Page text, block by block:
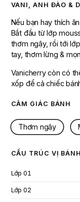
VANI, ANH ĐÀO &
Nếu bạn hay thích
Bắt đầu từ lớp
thơm ngậy, rồi tới
tay, thơm lừng &
Vanicherry còn có
xốp để cả chiếc
CẢM GIÁC BÁNH
Thơm ngậy
CẤU TRÚC VỊ BÁNH
Lớp 01
Lớp 02